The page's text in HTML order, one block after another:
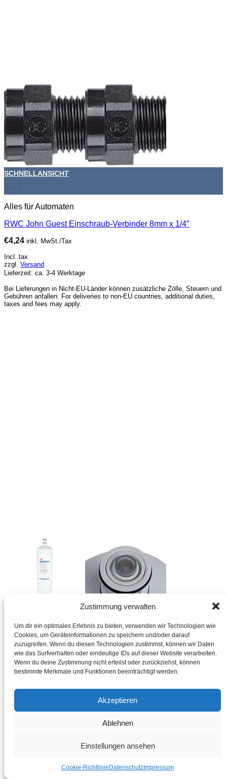
Zustimmung verwalten
Um dir ein optimales Erlebnis zu bieten, verwenden wir Technologien wie
Cookies, um Geräteinformationen zu speichern und/oder darauf
zuzugreifen. Wenn du diesen Technologien zustimmst, können wir Daten
wie das Surfverhalten oder eindeutige IDs auf dieser Website verarbeiten.
Wenn du deine Zustimmung nicht erteilst oder zurückziehst, können
bestimmte Merkmale und Funktionen beeinträchtigt werden.
Akzeptieren
Ablehnen
Einstellungen ansehen
Cookie-Richtlinie Datenschutz Impressum
+
SCHNELLANSICHT
Alles für Automaten
RWC John Guest Einschraub-Verbinder 8mm x 1/4″
€4,24 inkl. MwSt./Tax
Incl. tax
zzgl. Versand
Lieferzeit: ca. 3-4 Werktage
Bei Lieferungen in Nicht-EU-Länder können zusätzliche Zölle, Steuern und
Gebühren anfallen. For deliveries to non-EU countries, additional duties,
taxes and fees may apply.
SCHNELLANSICHT
3M/Solventum Wasserfilter
3M Wasserfilter SGP Serie, P195-E (extreme)
199,00 inkl. MwSt./Tax
zzgl.Versand
Gebühren anfallen. For deliveries to non-EU countries, additional duties,